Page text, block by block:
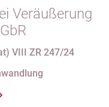
Veräußerung
VIII ZR 247/24